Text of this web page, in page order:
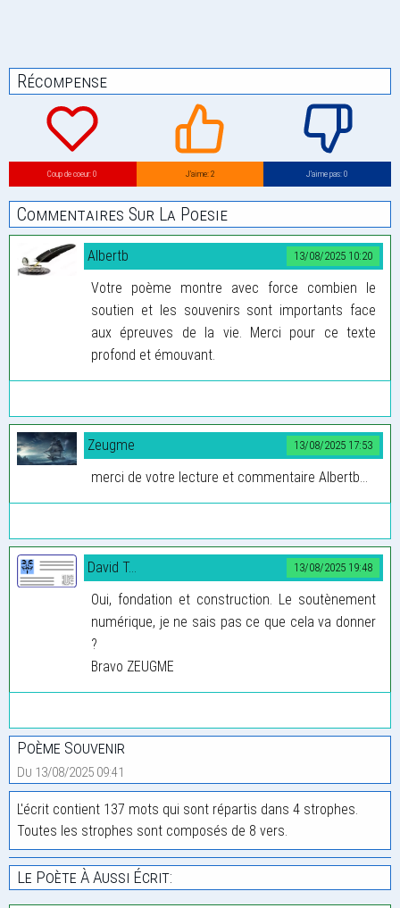
Récompense
Coup de coeur: 0 J’aime: 2 J’aime pas: 0
Commentaires Sur La Poesie
13/08/2025 10:20
Albertb
Votre poème montre avec force combien le
soutien et les souvenirs sont importants face
aux épreuves de la vie. Merci pour ce texte
profond et émouvant.
13/08/2025 17:53
Zeugme
merci de votre lecture et commentaire Albertb...
13/08/2025 19:48
David T...
Oui, fondation et construction. Le soutènement
numérique, je ne sais pas ce que cela va donner
?
Bravo ZEUGME
Poème Souvenir
Du 13/08/2025 09:41
L'écrit contient 137 mots qui sont répartis dans 4 strophes.
Toutes les strophes sont composés de 8 vers.
Le Poète À Aussi Écrit: